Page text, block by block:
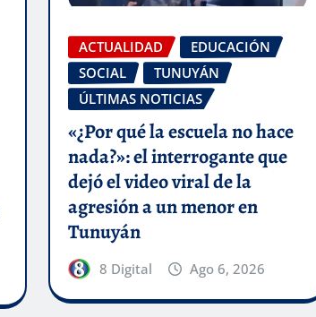
ACTUALIDAD
EDUCACIÓN
SOCIAL
TUNUYÁN
ÚLTIMAS NOTICIAS
«¿Por qué la escuela no hace
nada?»: el interrogante que
dejó el video viral de la
agresión a un menor en
Tunuyán
8 Digital Ago 6, 2026